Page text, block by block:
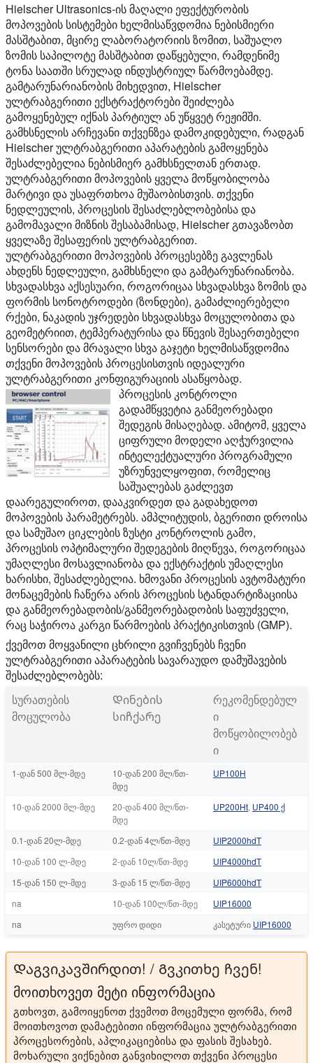
Hielscher Ultrasonics-ის მაღალი ეფექტურობის
მოპოვების სისტემები ხელმისაწვდომია ნებისმიერი
მასშტაბით, მცირე ლაბორატორიის ზომით, საშუალო
ზომის საპილოტე მასშტაბით დაწყებული, რამდენიმე
ტონა საათში სრულად ინდუსტრიულ წარმოებამდე.
გამტარუნარიანობის მიხედვით, Hielscher
ულტრაბგერითი ექსტრაქტორები შეიძლება
გამოყენებულ იქნას პარტიულ ან უწყვეტ რეჟიმში.
გამხსნელის არჩევანი თქვენზეა დამოკიდებული, რადგან
Hielscher ულტრაბგერითი აპარატების გამოყენება
შესაძლებელია ნებისმიერ გამხსნელთან ერთად.
ულტრაბგერითი მოპოვების ყველა მოწყობილობა
მარტივი და უსაფრთხოა მუშაობისთვის. თქვენი
ნედლეულის, პროცესის შესაძლებლობებისა და
გამომავალი მიზნის შესაბამისად, Hielscher გთავაზობთ
ყველაზე შესაფერის ულტრაბგერით.
ულტრაბგერითი მოპოვების პროცესებზე გავლენას
ახდენს ნედლეული, გამხსნელი და გამტარუნარიანობა.
სხვადასხვა აქსესუარი, როგორიცაა სხვადასხვა ზომის და
ფორმის სონოტროდები (ზონდები), გამაძლიერებელი
რქები, ნაკადის უჯრედები სხვადასხვა მოცულობითა და
გეომეტრიით, ტემპერატურისა და წნევის შესაერთებელი
სენსორები და მრავალი სხვა გაჯეტი ხელმისაწვდომია
თქვენი მოპოვების პროცესისთვის იდეალური
ულტრაბგერითი კონფიგურაციის ასაწყობად.
პროცესის კონტროლი
გადამწყვეტია განმეორებადი
შედეგის მისაღებად. ამიტომ, ყველა
ციფრული მოდელი აღჭურვილია
ინტელექტუალური პროგრამული
უზრუნველყოფით, რომელიც
საშუალებას გაძლევთ
დაარეგულიროთ, დააკვირდეთ და გადახედოთ
მოპოვების პარამეტრებს. ამპლიტუდის, ბგერითი დროისა
და სამუშაო ციკლების ზუსტი კონტროლის გამო,
პროცესის ოპტიმალური შედეგების მიღწევა, როგორიცაა
უმაღლესი მოსავლიანობა და ექსტრაქტის უმაღლესი
ხარისხი, შესაძლებელია. ხმოვანი პროცესის ავტომატური
მონაცემების ჩაწერა არის პროცესის სტანდარტიზაციისა
და განმეორებადობის/განმეორებადობის საფუძველი,
რაც საჭიროა კარგი წარმოების პრაქტიკისთვის (GMP).
ქვემოთ მოყვანილი ცხრილი გვიჩვენებს ჩვენი
ულტრაბგერითი აპარატების სავარაუდო დამუშავების
შესაძლებლობებს:
სურათების
მოცულობა
Დინების
სიჩქარე
რეკომენდებულ
ი
მოწყობილობებ
ი
1-დან 500 მლ-მდე
10-დან 200 მლ/წთ-
მდე
UP100H
10-დან 2000 მლ-მდე
20-დან 400 მლ/წთ-
მდე
UP200Ht, UP400 ქ
0.1-დან 20ლ-მდე 0.2-დან 4ლ/წთ-მდე
UIP2000hdT
10-დან 100 ლ-მდე
2-დან 10ლ/წთ-მდე
UIP4000hdT
15-დან 150 ლ-მდე
3-დან 15 ლ/წთ-მდე
UIP6000hdT
na
10-დან 100ლ/წთ-მდე
UIP16000
na
უფრო დიდი კასეტური UIP16000
Დაგვიკავშირდით! / Გვკითხე ჩვენ!
მოითხოვეთ მეტი ინფორმაცია
გთხოვთ, გამოიყენოთ ქვემოთ მოცემული ფორმა, რომ
მოითხოვოთ დამატებითი ინფორმაცია ულტრაბგერითი
პროცესორების, აპლიკაციებისა და ფასის შესახებ.
მოხარული ვიქნებით განვიხილოთ თქვენი პროცესი